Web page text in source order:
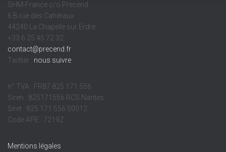
SHM-France c/o Precend
6 B rue des Cahéraux
44240 La Chapelle sur Erdre
+33 6 25 45 72 32
contact@precend.fr
Twitter : nous suivre
n° TVA : FR87 825 171 556
Siren : 825171556 RCS Nantes
Siret : 825 171 556 00012
Code APE : 7219Z
Mentions légales